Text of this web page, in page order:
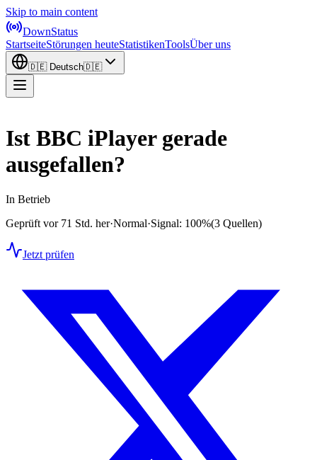
Skip to main content
DownStatus
StartseiteStörungen heuteStatistikenToolsÜber uns
🇩🇪 Deutsch🇩🇪
Ist BBC iPlayer gerade
ausgefallen?
In Betrieb
Geprüft vor 71 Std. her·Normal·Signal: 100%(3 Quellen)
Jetzt prüfen